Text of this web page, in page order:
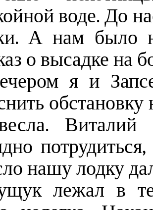
воде. До
А нам было
о высадке на
я и
обстановку
нашу лодку
лежал в